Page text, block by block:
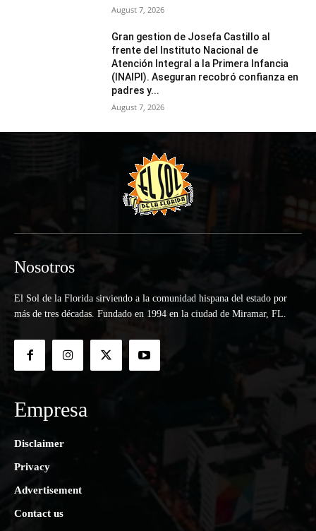
August 7, 2026
Gran gestion de Josefa Castillo al
frente del Instituto Nacional de
Atención Integral a la Primera Infancia
(INAIPI). Aseguran recobró confianza en
padres y...
August 7, 2026
Nosotros
El Sol de la Florida sirviendo a la comunidad hispana del estado por
más de tres décadas. Fundado en 1994 en la ciudad de Miramar, FL.
Empresa
Disclaimer
Privacy
Advertisement
Contact us